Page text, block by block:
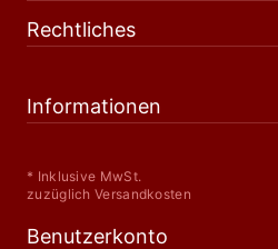
Rechtliches
Informationen
* Inklusive MwSt.
zuzüglich Versandkosten
Benutzerkonto